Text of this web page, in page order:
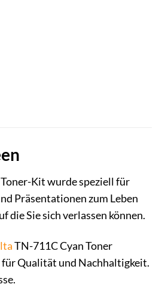
Kit wurde speziell für
Präsentationen zum Leben
die Sie sich verlassen können.
TN-711C Cyan Toner
für Qualität und Nachhaltigkeit.